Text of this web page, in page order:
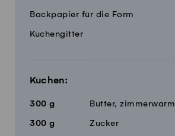
MengeZutaten
Backpapier für die Form
Kuchengitter
Kuchen:
300 g Butter, zimmerwarm
300 g Zucker